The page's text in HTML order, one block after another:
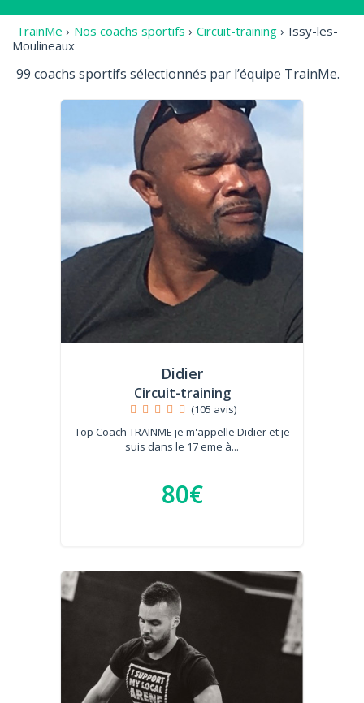
TrainMe › Nos coachs sportifs › Circuit-training › Issy-les-
Moulineaux
99 coachs sportifs sélectionnés par l’équipe TrainMe.
Didier
Circuit-training
(105 avis)
Top Coach TRAINME je m'appelle Didier et je
suis dans le 17 eme à...
80€